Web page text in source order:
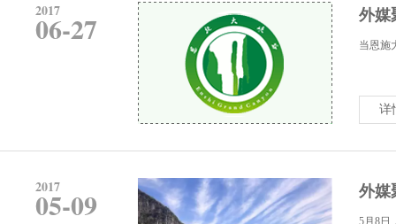
2017
06-27 外媒
当恩施
详
2017
05-09 外媒
5月8日